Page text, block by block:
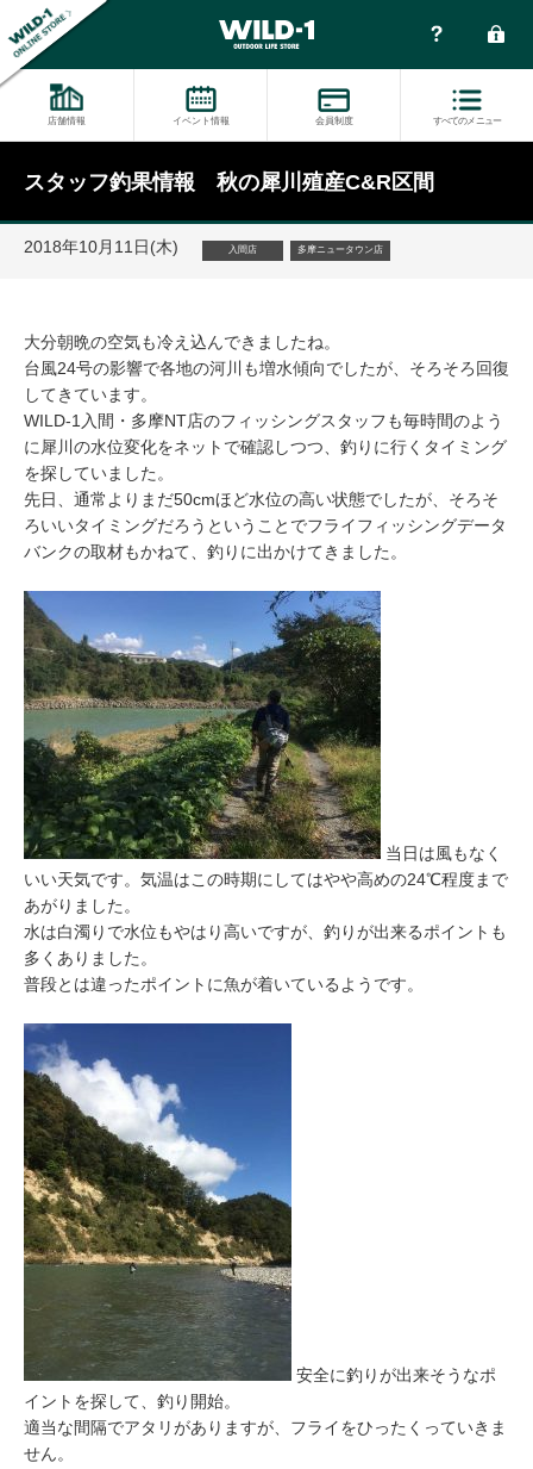
店舗情報 イベント情報 会員制度 すべてのメニュー
スタッフ釣果情報 秋の犀川殖産C&R区間
2018年10月11日(木) 入間店 多摩ニュータウン店
大分朝晩の空気も冷え込んできましたね。
台風24号の影響で各地の河川も増水傾向でしたが、そろそろ回復
してきています。
WILD-1入間・多摩NT店のフィッシングスタッフも毎時間のよう
に犀川の水位変化をネットで確認しつつ、釣りに行くタイミング
を探していました。
先日、通常よりまだ50cmほど水位の高い状態でしたが、そろそ
ろいいタイミングだろうということでフライフィッシングデータ
バンクの取材もかねて、釣りに出かけてきました。
当日は風もなく
いい天気です。気温はこの時期にしてはやや高めの24℃程度まで
あがりました。
水は白濁りで水位もやはり高いですが、釣りが出来るポイントも
多くありました。
普段とは違ったポイントに魚が着いているようです。
安全に釣りが出来そうなポ
イントを探して、釣り開始。
適当な間隔でアタリがありますが、フライをひったくっていきま
せん。